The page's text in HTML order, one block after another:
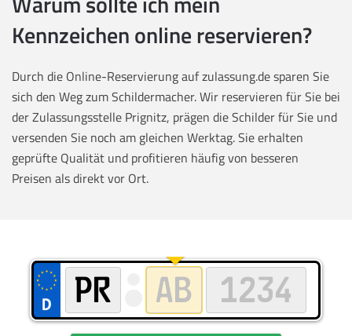
Kennzeichen online reservieren?
Durch die Online-Reservierung auf zulassung.de sparen Sie
sich den Weg zum Schildermacher. Wir reservieren für Sie bei
der Zulassungsstelle Prignitz, prägen die Schilder für Sie und
versenden Sie noch am gleichen Werktag. Sie erhalten
geprüfte Qualität und profitieren häufig von besseren
Preisen als direkt vor Ort.